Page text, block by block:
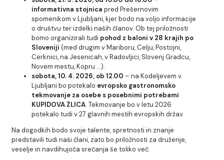
informativna stojnica pred Prešernovim
spomenikom v Ljubljani, kjer bodo na voljo informacije
o društvu ter izdelki naših članov. Ob tej priložnosti
bomo organizirali tudi pohod z baloni v 28 krajih po
Sloveniji (med drugim v Mariboru, Celju, Postojni,
Cerknici, na Jesenicah, v Radovljici, Slovenj Gradcu,
Novem mestu, Kopru …).
sobota, 10. 4. 2026, ob 12.00 – na Kodeljevem v
Ljubljani bo potekalo evropsko gastronomsko
tekmovanje za osebe s posebnimi potrebami
KUPIDOVA ŽLICA. Tekmovanje bo v letu 2026
potekalo tudi v 27 glavnih mestih evropskih držav.
Na dogodkih bodo svoje talente, spretnosti in znanje
predstavili tudi naši člani, zato bo priložnosti za druženje,
veselje in navdihujoča srečanja še toliko več.